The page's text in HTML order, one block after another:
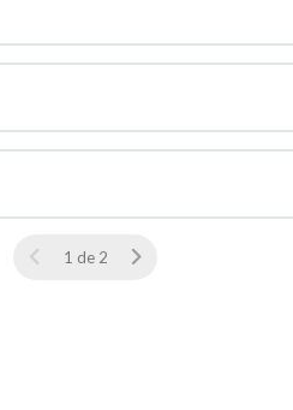
1 de 2